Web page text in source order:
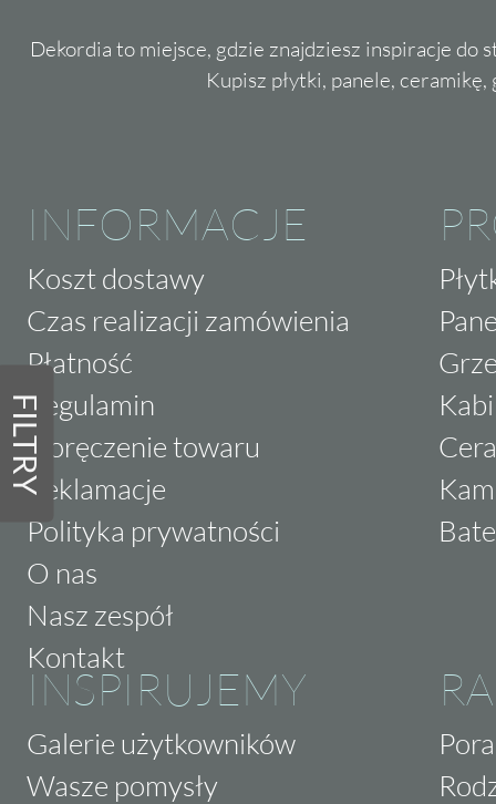
FILTRY
Dekordia to miejsce, gdzie znajdziesz inspiracje do
Kupisz płytki, panele,
INFORMACJE
Koszt dostawy
Czas realizacji zamówienia
Płatność
Regulamin
Doręczenie towaru
Reklamacje
Polityka prywatności
O nas
Nasz zespół
Kontakt
INSPIRUJEMY
Galerie użytkowników
Wasze pomysły